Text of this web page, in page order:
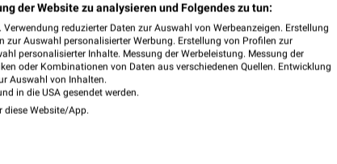
der Website zu analysieren und Folgendes zu tun:
reduzierter Daten zur Auswahl von Werbeanzeigen. Erstellung
Auswahl personalisierter Werbung. Erstellung von Profilen zur
personalisierter Inhalte. Messung der Werbeleistung. Messung der
oder Kombinationen von Daten aus verschiedenen Quellen. Entwicklung
Auswahl von Inhalten.
in die USA gesendet werden.
diese Website/App.